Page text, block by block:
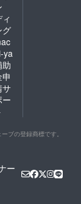
グ
ya
助
サ
ー
ブの登録商標です。
ー